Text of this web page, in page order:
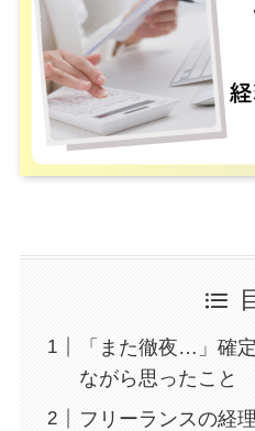
「また徹夜…」確
ながら思ったこと
フリーランスの経